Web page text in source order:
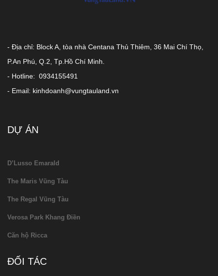
- Địa chỉ: Block A, tòa nhà Centana Thủ Thiêm, 36 Mai Chí Thọ,
P.An Phú, Q.2, Tp.Hồ Chí Minh.
- Hotline: 0934155491
- Email: kinhdoanh@vungtauland.vn
DỰ ÁN
D’Lusso Emarald
The Maris Vũng Tàu
The Regal Vũng Tàu
Verosa Park Khang Điền
Căn hộ Ricca
ĐỐI TÁC